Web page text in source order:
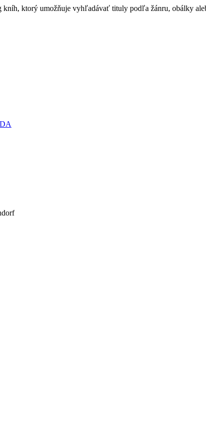
ktorý umožňuje vyhľadávať tituly podľa žánru, obálky